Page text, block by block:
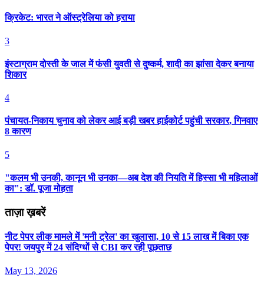
क्रिकेट: भारत ने ऑस्ट्रेलिया को हराया
3
इंस्टाग्राम दोस्ती के जाल में फंसी युवती से दुष्कर्म, शादी का झांसा देकर बनाया
शिकार
4
पंचायत-निकाय चुनाव को लेकर आई बड़ी खबर हाईकोर्ट पहुंची सरकार, गिनवाए
8 कारण
5
"कलम भी उनकी, कानून भी उनका—अब देश की नियति में हिस्सा भी महिलाओं
का": डॉ. पूजा मोहता
ताज़ा ख़बरें
नीट पेपर लीक मामले में 'मनी ट्रेल' का खुलासा, 10 से 15 लाख में बिका एक
पेपर! जयपुर में 24 संदिग्धों से CBI कर रही पूछताछ
May 13, 2026